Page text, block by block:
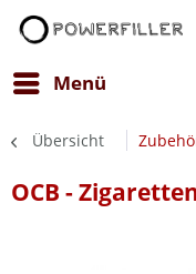
Menü
Übersicht
OCB -